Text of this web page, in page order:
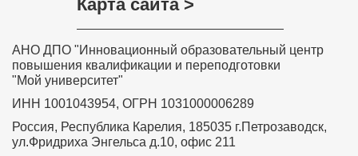
Карта сайта >
АНО ДПО "Инновационный образовательный центр
повышения квалификации и переподготовки
"Мой университет"
ИНН 1001043954, ОГРН 1031000006289
Россия, Республика Карелия, 185035 г.Петрозаводск,
ул.Фридриха Энгельса д.10, офис 211